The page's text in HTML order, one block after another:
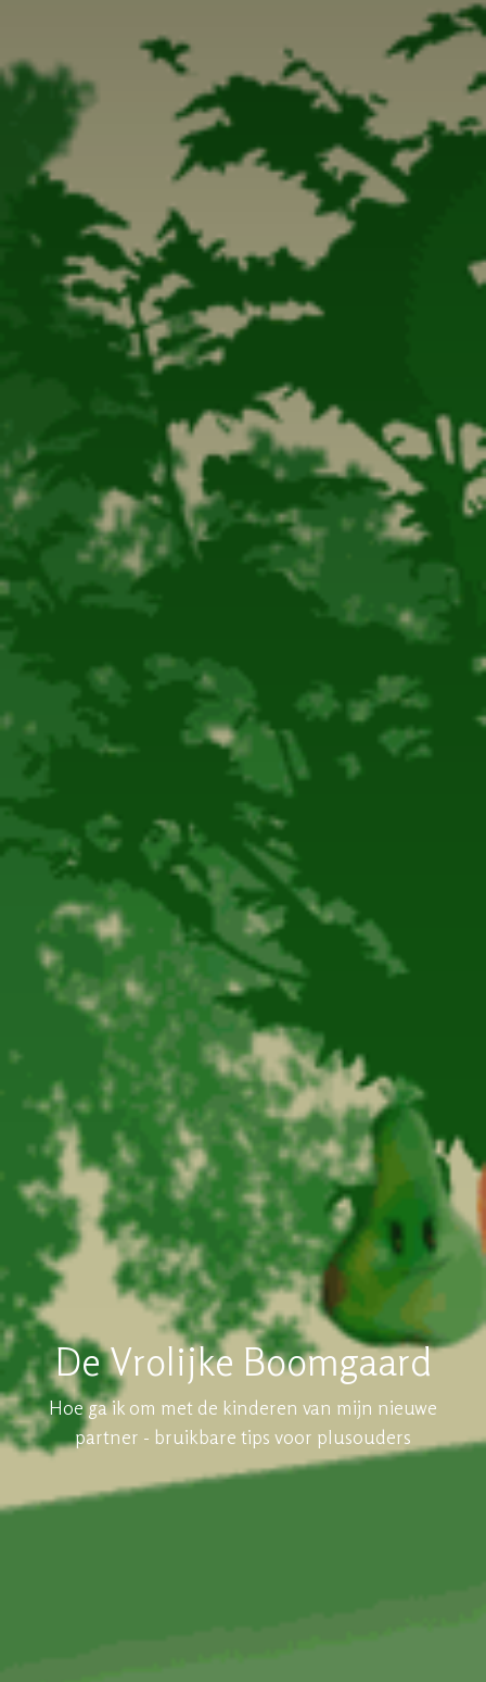
De Vrolijke Boomgaard
Hoe ga ik om met de kinderen van mijn nieuwe
partner - bruikbare tips voor plusouders